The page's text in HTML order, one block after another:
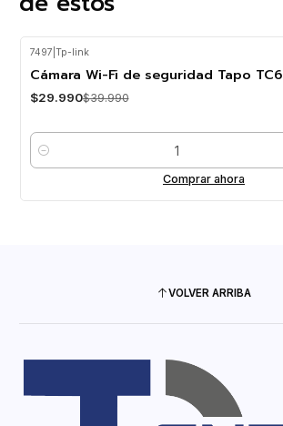
7497 Tp-link
Cámara Wi-Fi de seguridad Tapo
$29.990$39.990
Cantidad
Comprar ahora
VOLVER ARRIBA